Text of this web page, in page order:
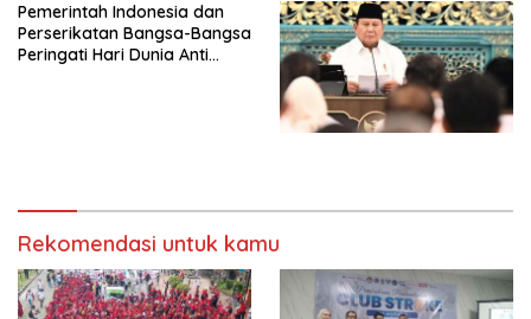
Penjajahan (Pergolakan
Ekonomi Politik Indonesia) &
Simposium Nasional “Urgensi
Undang-Undang
Perekonomian Nasional dan
Kesejahteraan Sosial dalam
Pemerintah Indonesia dan
Perserikatan Bangsa-Bangsa
Peringati Hari Dunia Anti
Rekomendasi untuk kamu